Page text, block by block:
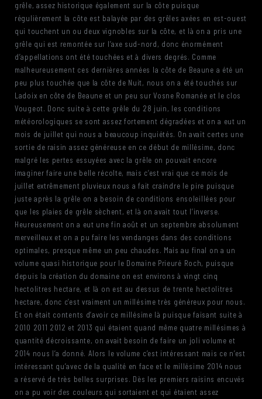
grêle, assez historique également sur la côte puisque
régulièrement la côte est balayée par des grêles axées en est-ouest
qui touchent un ou deux vignobles sur la côte, et là on a pris une
grêle qui est remontée sur l’axe sud-nord, donc énormément
d’appellations ont été touchées et à divers degrés. Comme
malheureusement ces dernières années la côte de Beaune a été un
peu plus touchée que la côte de Nuit, nous on a été touchés sur
Ladoix en côte de Beaune et un peu sur Vosne Romanée et le clos
Vougeot. Donc suite à cette grêle du 28 juin, les conditions
météorologiques se sont assez fortement dégradées et on a eut un
mois de juillet qui nous a beaucoup inquiétés. On avait certes une
sortie de raisin assez généreuse en ce début de millésime, donc
malgré les pertes essuyées avec la grêle on pouvait encore
imaginer faire une belle récolte, mais c’est vrai que ce mois de
juillet extrêmement pluvieux nous a fait craindre le pire puisque
juste après la grêle on a besoin de conditions ensoleillées pour
que les plaies de grêle sèchent, et là on avait tout l’inverse.
Heureusement on a eut une fin août et un septembre absolument
merveilleux et on a pu faire les vendanges dans des conditions
optimales, presque même un peu chaudes. Mais au final on a un
volume quasi historique pour le Domaine Prieuré Roch, puisque
depuis la création du domaine on est environs à vingt cinq
hectolitres hectare, et là on est au dessus de trente hectolitres
hectare, donc c’est vraiment un millésime très généreux pour nous.
Et on était contents d’avoir ce millésime là puisque faisant suite à
2010 2011 2012 et 2013 qui étaient quand même quatre millésimes à
quantité décroissante, on avait besoin de faire un joli volume et
2014 nous l’a donné. Alors le volume c’est intéressant mais ce n’est
intéressant qu’avec de la qualité en face et le millésime 2014 nous
a réservé de très belles surprises. Dès les premiers raisins encuvés
on a pu voir des couleurs qui sortaient et qui étaient assez